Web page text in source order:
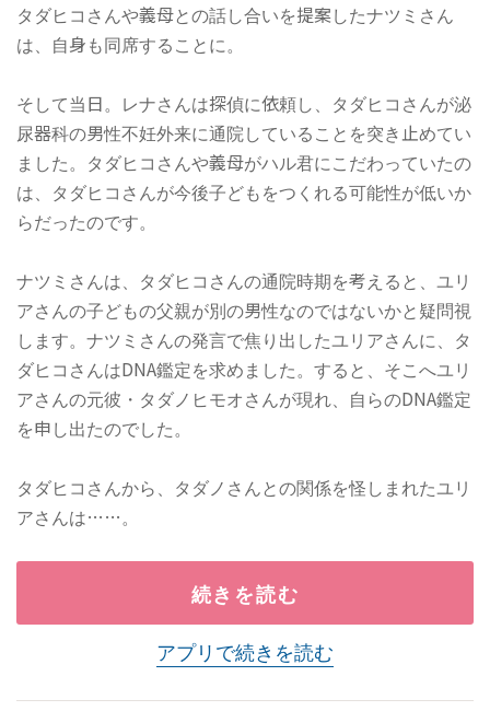
タダヒコさんや義母との話し合いを提案したナツミさん
は、自身も同席することに。
そして当日。レナさんは探偵に依頼し、タダヒコさんが泌
尿器科の男性不妊外来に通院していることを突き止めてい
ました。タダヒコさんや義母がハル君にこだわっていたの
は、タダヒコさんが今後子どもをつくれる可能性が低いか
らだったのです。
ナツミさんは、タダヒコさんの通院時期を考えると、ユリ
アさんの子どもの父親が別の男性なのではないかと疑問視
します。ナツミさんの発言で焦り出したユリアさんに、タ
ダヒコさんはDNA鑑定を求めました。すると、そこへユリ
アさんの元彼・タダノヒモオさんが現れ、自らのDNA鑑定
を申し出たのでした。
タダヒコさんから、タダノさんとの関係を怪しまれたユリ
アさんは……。
続きを読む
アプリで続きを読む